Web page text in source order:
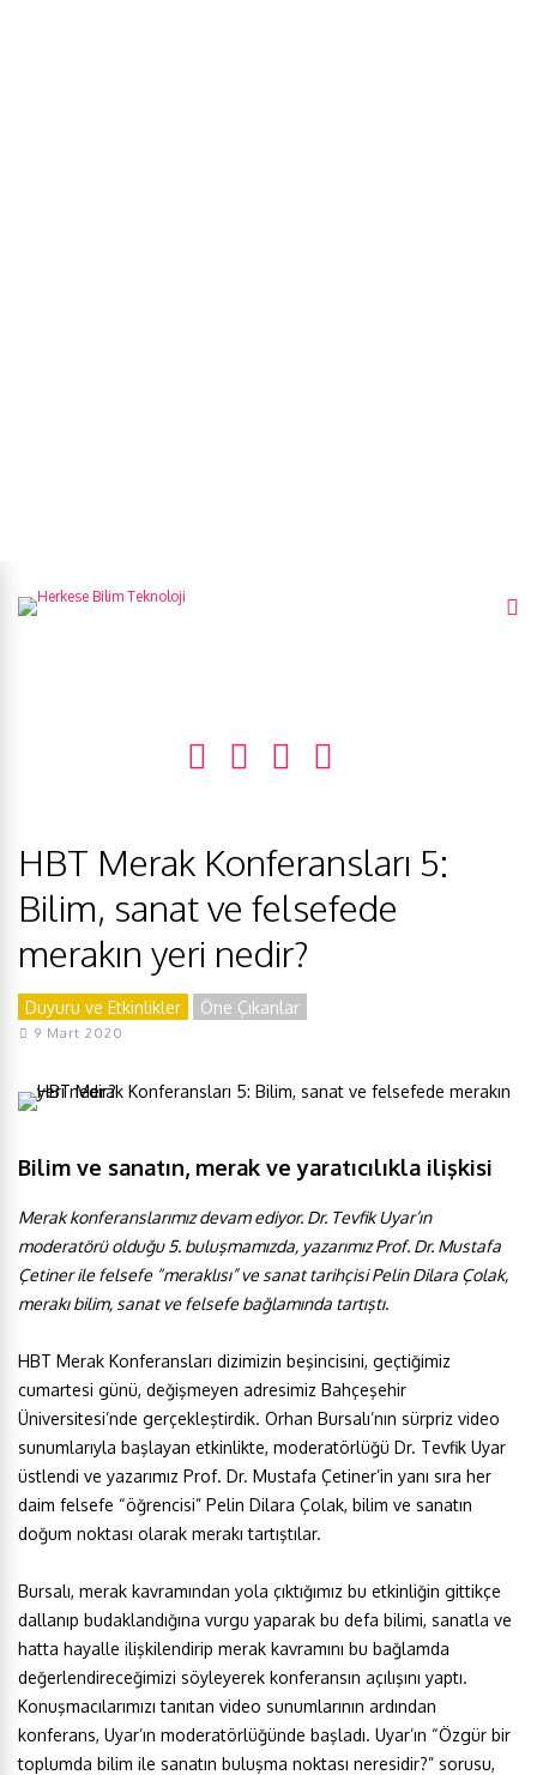
HBT Merak Konferansları 5:
Bilim, sanat ve felsefede
merakın yeri nedir?
Duyuru ve Etkinlikler Öne Çıkanlar
9 Mart 2020
Bilim ve sanatın, merak ve yaratıcılıkla ilişkisi
Merak konferanslarımız devam ediyor. Dr. Tevfik Uyar’ın
moderatörü olduğu 5. buluşmamızda, yazarımız Prof. Dr. Mustafa
Çetiner ile felsefe “meraklısı” ve sanat tarihçisi Pelin Dilara Çolak,
merakı bilim, sanat ve felsefe bağlamında tartıştı.
HBT Merak Konferansları dizimizin beşincisini, geçtiğimiz
cumartesi günü, değişmeyen adresimiz Bahçeşehir
Üniversitesi’nde gerçekleştirdik. Orhan Bursalı’nın sürpriz video
sunumlarıyla başlayan etkinlikte, moderatörlüğü Dr. Tevfik Uyar
üstlendi ve yazarımız Prof. Dr. Mustafa Çetiner’in yanı sıra her
daim felsefe “öğrencisi” Pelin Dilara Çolak, bilim ve sanatın
doğum noktası olarak merakı tartıştılar.
Bursalı, merak kavramından yola çıktığımız bu etkinliğin gittikçe
dallanıp budaklandığına vurgu yaparak bu defa bilimi, sanatla ve
hatta hayalle ilişkilendirip merak kavramını bu bağlamda
değerlendireceğimizi söyleyerek konferansın açılışını yaptı.
Konuşmacılarımızı tanıtan video sunumlarının ardından
konferans, Uyar’ın moderatörlüğünde başladı. Uyar’ın “Özgür bir
toplumda bilim ile sanatın buluşma noktası neresidir?” sorusu,